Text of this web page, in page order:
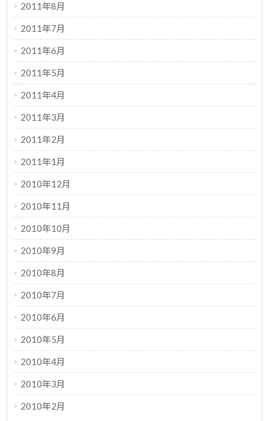
2011年8月
2011年7月
2011年6月
2011年5月
2011年4月
2011年3月
2011年2月
2011年1月
2010年12月
2010年11月
2010年10月
2010年9月
2010年8月
2010年7月
2010年6月
2010年5月
2010年4月
2010年3月
2010年2月